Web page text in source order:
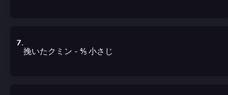
7.
挽いたクミン - ⅘小さじ